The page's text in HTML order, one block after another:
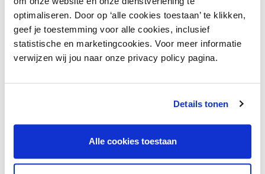
optimaliseren. Door op ‘alle cookies toestaan’ te klikken,
geef je toestemming voor alle cookies, inclusief
statistische en marketingcookies. Voor meer informatie
verwijzen wij jou naar onze privacy policy pagina.
Details tonen
Alle cookies toestaan
Laad meer